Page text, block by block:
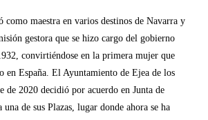
maestra en varios destinos de Navarra y
gestora que se hizo cargo del gobierno
convirtiéndose en la primera mujer que
en España. El Ayuntamiento de Ejea de los
de 2020 decidió por acuerdo en Junta de
de sus Plazas, lugar donde ahora se ha